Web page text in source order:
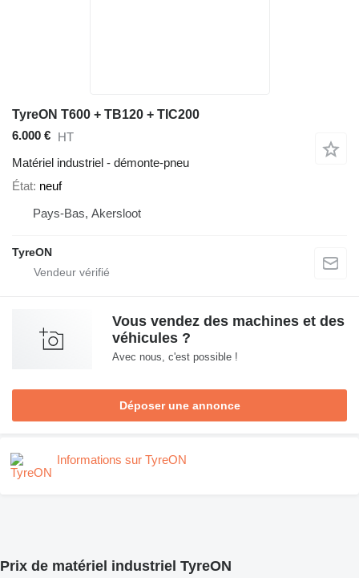
TyreON T600 + TB120 + TIC200
6.000 € HT
Matériel industriel - démonte-pneu
État neuf
Pays-Bas, Akersloot
TyreON
Vous vendez des machines et des
véhicules ?
Avec nous, c'est possible !
Déposer une annonce
Informations sur TyreON
Prix de matériel industriel TyreON